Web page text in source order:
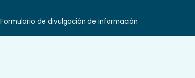
Formulario de divulgación de información